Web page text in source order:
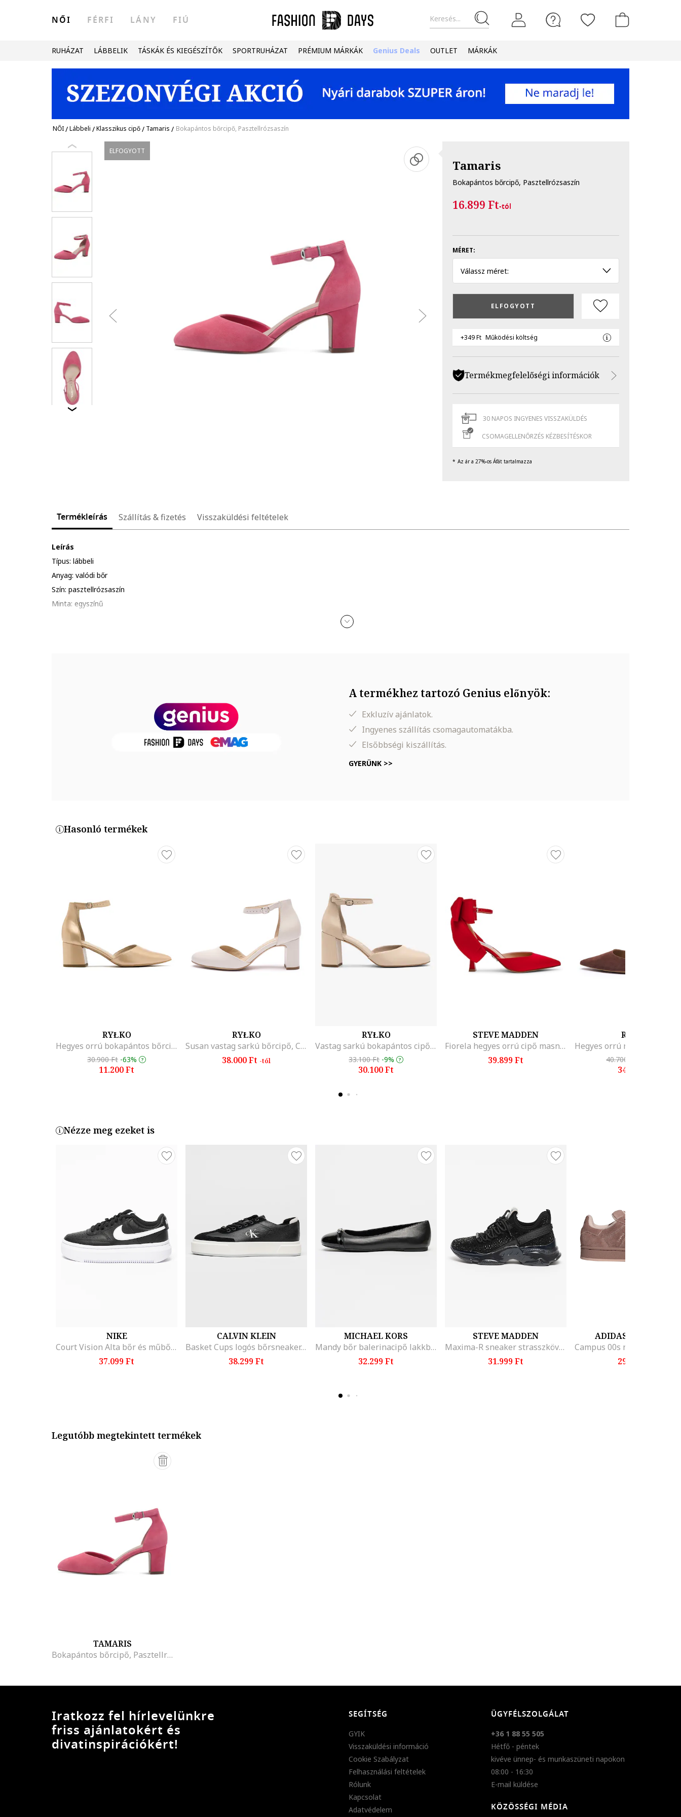
Keresés...
NŐI FÉRFI LÁNY FIÚ
RUHÁZAT LÁBBELIK TÁSKÁK ÉS KIEGÉSZÍTŐK SPORTRUHÁZAT PRÉMIUM MÁRKÁK Genius Deals OUTLET MÁRKÁK
NŐI/Lábbeli /Klasszikus cipő/ Tamaris / Bokapántos bőrcipő, Pasztellrózsaszín
ELFOGYOTT
Tamaris
Bokapántos bőrcipő, Pasztellrózsaszín
16.899 Ft-tól
MÉRET:
Válassz méret:
ELFOGYOTT
+349 Ft Működési költség
Termékmegfelelőségi információk
30 NAPOS INGYENES VISSZAKÜLDÉS
CSOMAGELLENŐRZÉS KÉZBESÍTÉSKOR
Az ár a 27%-os Áfát tartalmazza
Termékleírás Szállítás & fizetés Visszaküldési feltételek
Leírás
Típus: lábbeli
Anyag: valódi bőr
Szín: pasztellrózsaszín
Minta: egyszínű
A termékhez tartozó Genius előnyök:
Exkluzív ajánlatok.
Ingyenes szállítás csomagautomatákba.
Elsőbbségi kiszállítás.
GYERÜNK >>
Hasonló termékek
RYŁKO
Hegyes orrú bokapántos bőrcipő, Aranyszín
30.900 Ft -63%
11.200 Ft
RYŁKO
Susan vastag sarkú bőrcipő, Csontszín
38.000 Ft -tól
RYŁKO
Vastag sarkú bokapántos cipő, Bézs
33.100 Ft -9%
30.100 Ft
STEVE MADDEN
Fiorela hegyes orrú cipő masnival a hátoldalán, Élénkpiros
39.899 Ft
RYŁKO
40.700 Ft
34.700 Ft
Nézze meg ezeket is
NIKE
Court Vision Alta bőr és műbőr flatform sneaker, Fehér/Fekete
37.099 Ft
CALVIN KLEIN
Basket Cups logós bőrsneaker, Koptatott fekete
38.299 Ft
MICHAEL KORS
Mandy bőr balerinacipő lakkbőr részletekkel, Fekete
32.299 Ft
STEVE MADDEN
Maxima-R sneaker strasszköves rátétekkel, Fekete
31.999 Ft
ADIDAS ORIGINALS
29.499 Ft
Legutóbb megtekintett termékek
TAMARIS
Bokapántos bőrcipő, Pasztellrózsaszín
Iratkozz fel hírlevelünkre
friss ajánlatokért és
divatinspirációkért!
SEGÍTSÉG
GYIK
Visszaküldési információ
Cookie Szabályzat
Felhasználási feltételek
Rólunk
Kapcsolat
Adatvédelem
ÜGYFÉLSZOLGÁLAT
+36 1 88 55 505
Hétfő - péntek
kivéve ünnep- és munkaszüneti napokon
08:00 - 16:30
E-mail küldése
KÖZÖSSÉGI MÉDIA